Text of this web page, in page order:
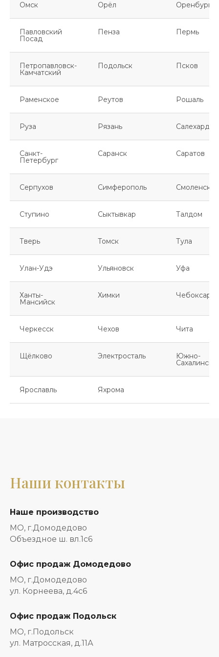
Омск Орёл Оренбург
Павловский
Посад
Пенза Пермь
Петропавловск-
Камчатский
Подольск Псков
Раменское Реутов Рошаль
Руза Рязань Салехард
Санкт-
Петербург
Саранск Саратов
Серпухов Симферополь Смоленск
Ступино Сыктывкар Талдом
Тверь Томск Тула
Улан-Удэ Ульяновск Уфа
Ханты-
Мансийск
Химки Чебоксары
Черкесск Чехов Чита
Щёлково Электросталь Южно-
Сахалинск
Ярославль Яхрома
Наши контакты
Наше производство
МО, г.Домодедово
Объездное ш. вл.1с6
Офис продаж Домодедово
МО, г.Домодедово
ул. Корнеева, д.4с6
Офис продаж Подольск
МО, г.Подольск
ул. Матросская, д.11А